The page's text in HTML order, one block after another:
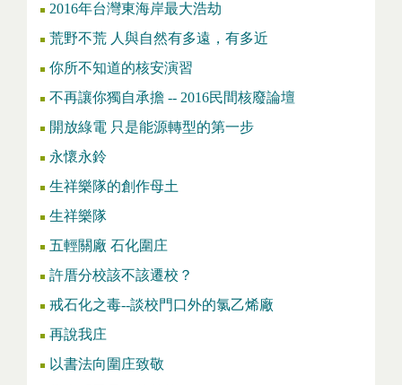
2016年台灣東海岸最大浩劫
荒野不荒 人與自然有多遠，有多近
你所不知道的核安演習
不再讓你獨自承擔 -- 2016民間核廢論壇
開放綠電 只是能源轉型的第一步
永懷永鈴
生祥樂隊的創作母土
生祥樂隊
五輕關廠 石化圍庄
許厝分校該不該遷校？
戒石化之毒--談校門口外的氯乙烯廠
再說我庄
以書法向圍庄致敬